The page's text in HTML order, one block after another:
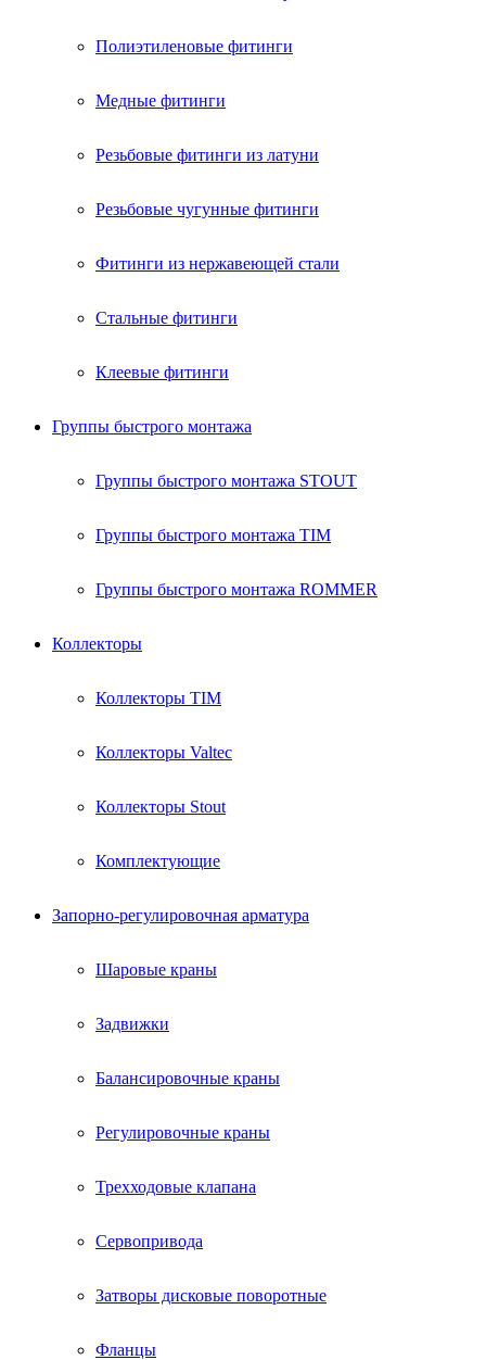
Полиэтиленовые фитинги
Медные фитинги
Резьбовые фитинги из латуни
Резьбовые чугунные фитинги
Фитинги из нержавеющей стали
Стальные фитинги
Клеевые фитинги
Группы быстрого монтажа
Группы быстрого монтажа STOUT
Группы быстрого монтажа TIM
Группы быстрого монтажа ROMMER
Коллекторы
Коллекторы TIM
Коллекторы Valtec
Коллекторы Stout
Комплектующие
Запорно-регулировочная арматура
Шаровые краны
Задвижки
Балансировочные краны
Регулировочные краны
Трехходовые клапана
Сервопривода
Затворы дисковые поворотные
Фланцы